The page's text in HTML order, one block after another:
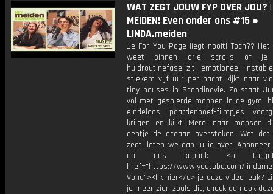
WAT ZEGT JOUW FYP OVER JOU?
MEIDEN! Even onder ons #15 ●
LINDA.meiden
Je For You Page liegt nooit! Toch??
weet binnen drie scrolls of
huidroutinefase zit, emotioneel
stiekem vijf uur per nacht kijkt naar
tiny houses in Scandinavië. Zo staat
vol met gespierde mannen in de gym,
eindeloos paardenhoef-filmpjes
krijgen en kijkt Merel naar mensen
eentje de oceaan oversteken. Wat
zegt, laten we aan jullie over.
op ons kanaal: <a
href="https://www.youtube.com/
Vond">Klik hier</a> je deze video leuk?
je meer zien zoals dit, check dan ook